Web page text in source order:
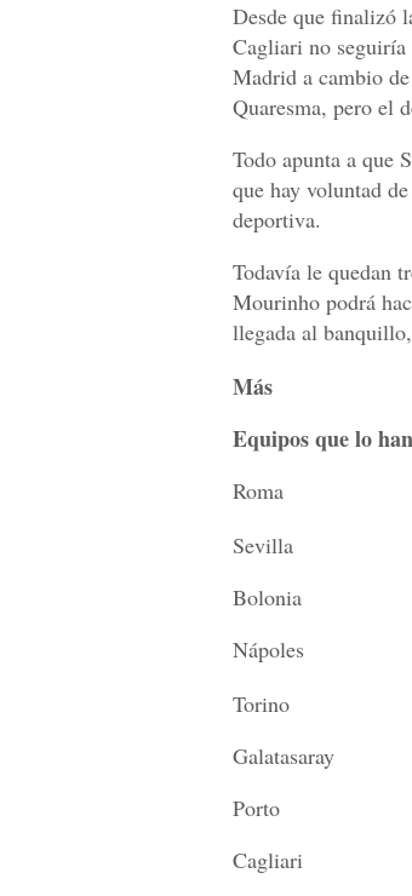
Desde que finalizó
Cagliari no
Madrid a cambio
Quaresma, pero el
Todo apunta a que
que hay voluntad
deportiva.
Todavía le quedan
Mourinho podrá
llegada al
Más
Equipos que lo
Roma
Sevilla
Bolonia
Nápoles
Torino
Galatasaray
Porto
Cagliari